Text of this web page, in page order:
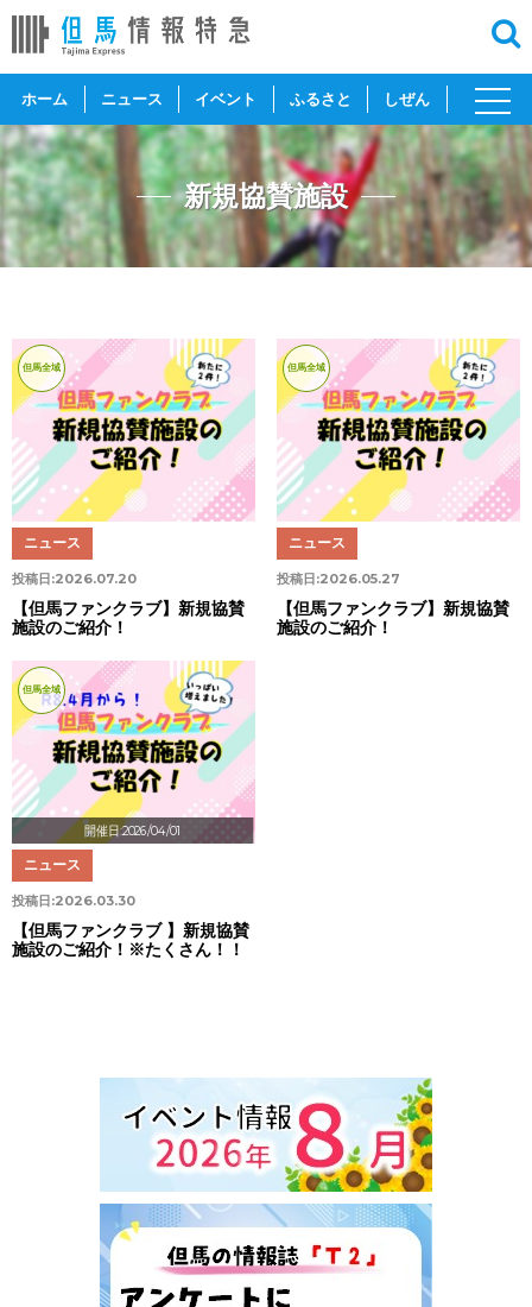
ホーム ニュース イベント ふるさと しぜん
toggle
新規協賛施設
但馬全域
投稿日:2026.07.20
ニュース
【但馬ファンクラブ】新規協賛
施設のご紹介！
但馬全域
投稿日:2026.05.27
ニュース
【但馬ファンクラブ】新規協賛
施設のご紹介！
開催日:2026/04/01
但馬全域
投稿日:2026.03.30
ニュース
【但馬ファンクラブ 】新規協賛
施設のご紹介！※たくさん！！